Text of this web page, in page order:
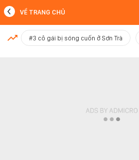
MỚI NHẤT
VỀ TRANG CHỦ
#3 cô gái bị sóng cuốn ở Sơn Trà